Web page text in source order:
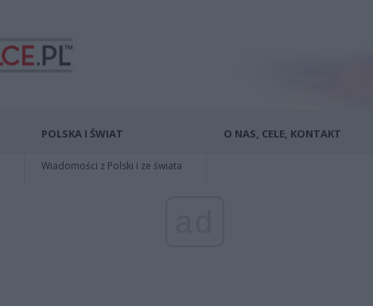
POLSKA I ŚWIAT
Wiadomości z Polski i ze świata
O NAS, CELE, KONTAKT